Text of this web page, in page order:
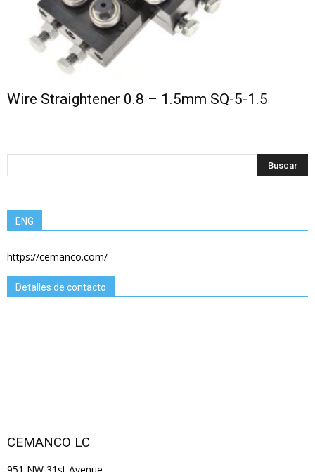
Wire Straightener 0.8 – 1.5mm SQ-5-1.5
ENG
https://cemanco.com/
Detalles de contacto
CEMANCO LC